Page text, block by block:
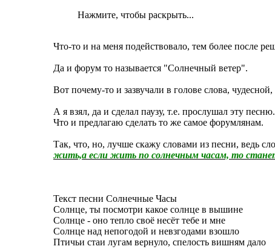
Нажмите, чтобы раскрыть...
Что-то и на меня подействовало, тем более после
Да и форум то называется "Солнечный ветер".
Вот почему-то и зазвучали в голове слова,
А я взял, да и сделал паузу, т.е. прослушал эту песню.
Что и предлагаю сделать то же самое форумлянам.
Так, что, но, лучше скажу словами из песни, ведь
жить,а если жить по солнечным часам, то
Текст песни Солнечные Часы
Солнце, ты посмотри какое солнце в вышине
Солнце - оно тепло своё несёт тебе и мне
Солнце над непогодой и невзгодами взошло
Птичьи стаи лугам вернуло, спелость вишням дало